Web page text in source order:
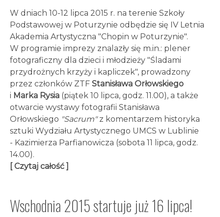
W dniach 10-12 lipca 2015 r. na terenie Szkoły
Podstawowej w Poturzynie odbędzie się IV Letnia
Akademia Artystyczna "Chopin w Poturzynie".
W programie imprezy znalazły się m.in.: plener
fotograficzny dla dzieci i młodzieży "Śladami
przydrożnych krzyży i kapliczek", prowadzony
przez członków ZTF Stanisława Orłowskiego
i Marka Rysia (piątek 10 lipca, godz. 11.00), a także
otwarcie wystawy fotografii Stanisława
Orłowskiego "Sacrum"z komentarzem historyka
sztuki Wydziału Artystycznego UMCS w Lublinie
- Kazimierza Parfianowicza (sobota 11 lipca, godz.
14.00).
[ Czytaj całość ]
Wschodnia 2015 startuje już 16 lipca!